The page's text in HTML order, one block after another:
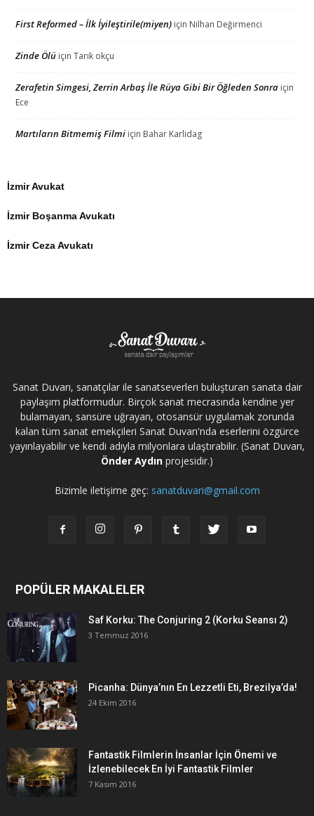
First Reformed – İlk İyileştirile(miyen) için Nilhan Değirmenci
Zinde Ölü için Tarık okçu
Zerafetin Simgesi, Zerrin Arbaş İle Rüya Gibi Bir Öğleden Sonra için
Ece
Martıların Bitmemiş Filmi için Bahar Karlidag
İzmir Avukat
İzmir Boşanma Avukatı
İzmir Ceza Avukatı
Sanat Duvarı, sanatçılar ile sanatseverleri buluşturan sanata dair
paylaşım platformudur. Birçok sanat mecrasında kendine yer
bulamayan, sansüre uğrayan, otosansür uygulamak zorunda
kalan tüm sanat emekçileri Sanat Duvarı'nda eserlerini özgürce
yayınlayabilir ve kendi adıyla milyonlara ulaştırabilir. (Sanat Duvarı,
Önder Aydın projesidir.)
Bizimle iletişime geç: sanatduvari@gmail.com
POPÜLER MAKALELER
Saf Korku: The Conjuring 2 (Korku Seansı 2)
3 Temmuz 2016
Picanha: Dünya’nın En Lezzetli Eti, Brezilya’da!
24 Ekim 2016
Fantastik Filmlerin İnsanlar İçin Önemi ve
İzlenebilecek En İyi Fantastik Filmler
7 Kasım 2016